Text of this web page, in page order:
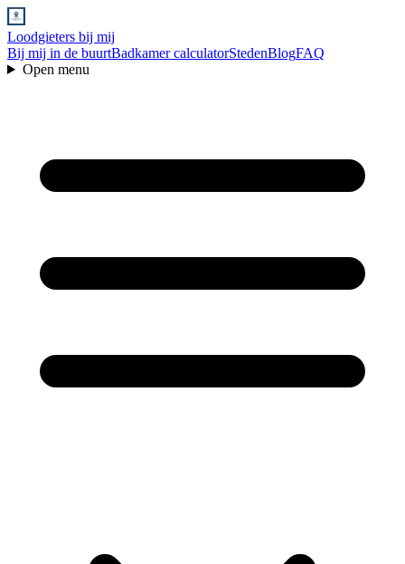
Loodgieters bij mij
Bij mij in de buurtBadkamer calculatorStedenBlogFAQ
Open menu